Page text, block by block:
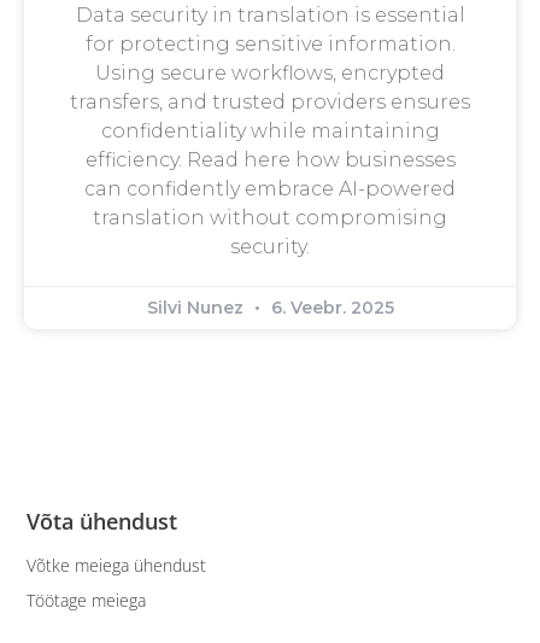
Data security in translation is essential
for protecting sensitive information.
Using secure workflows, encrypted
transfers, and trusted providers ensures
confidentiality while maintaining
efficiency. Read here how businesses
can confidently embrace AI-powered
translation without compromising
security.
Silvi Nunez 6. Veebr. 2025
Võta ühendust
Võtke meiega ühendust
Töötage meiega